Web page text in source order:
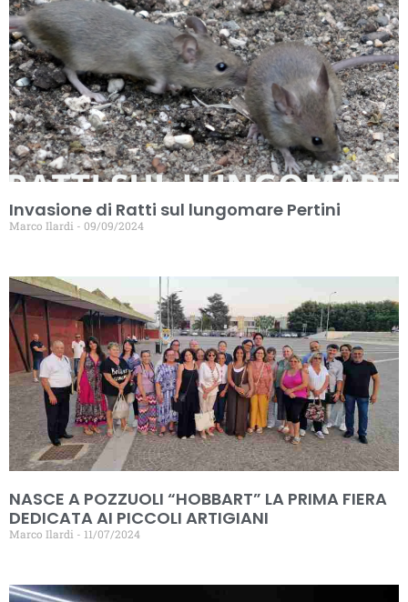
Invasione di Ratti sul lungomare Pertini
Marco Ilardi 09/09/2024
NASCE A POZZUOLI “HOBBART” LA PRIMA FIERA
DEDICATA AI PICCOLI ARTIGIANI
Marco Ilardi 11/07/2024